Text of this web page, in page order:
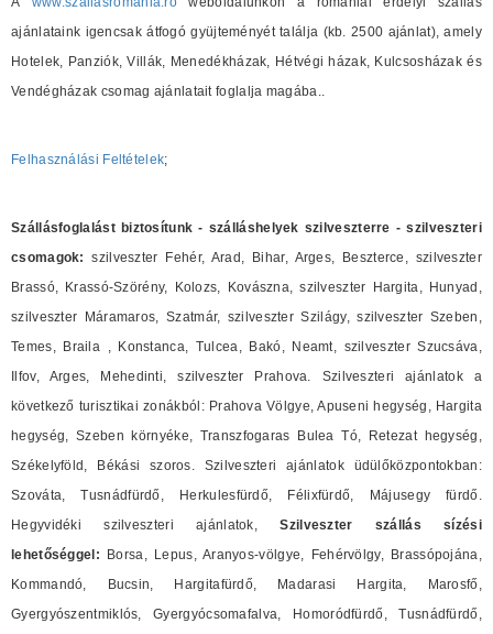
ajánlataink igencsak átfogó gyüjteményét találja (kb. 2500 ajánlat), amely
Hotelek, Panziók, Villák, Menedékházak, Hétvégi házak, Kulcsosházak és
Vendégházak csomag ajánlatait foglalja magába..
Felhasználási Feltételek;
Szállásfoglalást biztosítunk - szálláshelyek szilveszterre - szilveszteri
csomagok: szilveszter Fehér, Arad, Bihar, Arges, Beszterce, szilveszter
Brassó, Krassó-Szörény, Kolozs, Kovászna, szilveszter Hargita, Hunyad,
szilveszter Máramaros, Szatmár, szilveszter Szilágy, szilveszter Szeben,
Temes, Braila , Konstanca, Tulcea, Bakó, Neamt, szilveszter Szucsáva,
Ilfov, Arges, Mehedinti, szilveszter Prahova. Szilveszteri ajánlatok a
következő turisztikai zonákból: Prahova Völgye, Apuseni hegység, Hargita
hegység, Szeben környéke, Transzfogaras Bulea Tó, Retezat hegység,
Székelyföld, Békási szoros. Szilveszteri ajánlatok üdülőközpontokban:
Szováta, Tusnádfürdő, Herkulesfürdő, Félixfürdő, Májusegy fürdő.
Hegyvidéki szilveszteri ajánlatok,Szilveszter szállás sízési
lehetőséggel: Borsa, Lepus, Aranyos-völgye, Fehérvölgy, Brassópojána,
Kommandó, Bucsin, Hargitafürdő, Madarasi Hargita, Marosfő,
Gyergyószentmiklós, Gyergyócsomafalva, Homoródfürdő, Tusnádfürdő,